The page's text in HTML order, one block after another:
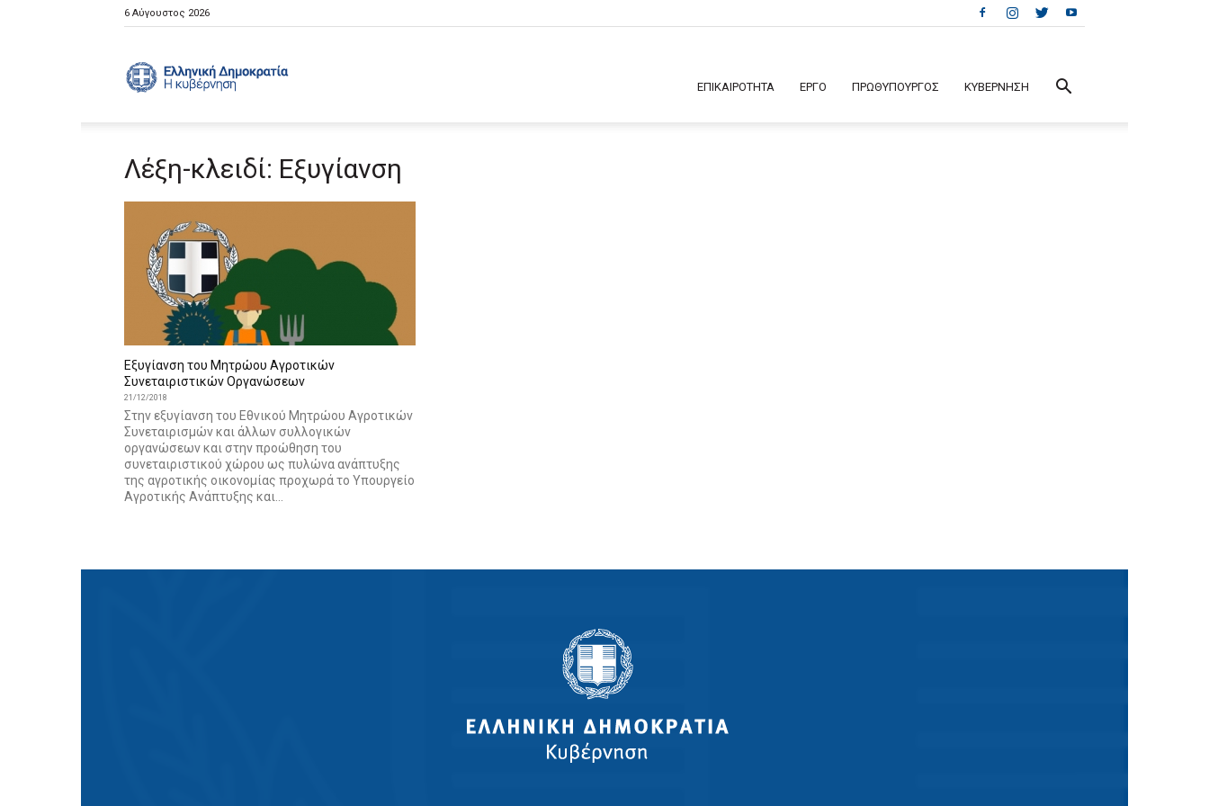
6 Αύγουστος 2026
Κυβέρνηση
ΕΠΙΚΑΙΡΟΤΗΤΑ ΕΡΓΟ ΠΡΩΘΥΠΟΥΡΓΟΣ ΚΥΒΕΡΝΗΣΗ
Λέξη-κλειδί: Εξυγίανση
Εξυγίανση του Μητρώου Αγροτικών
Συνεταιριστικών Οργανώσεων
21/12/2018
Στην εξυγίανση του Εθνικού Μητρώου Αγροτικών
Συνεταιρισμών και άλλων συλλογικών
οργανώσεων και στην προώθηση του
συνεταιριστικού χώρου ως πυλώνα ανάπτυξης
της αγροτικής οικονομίας προχωρά το Υπουργείο
Αγροτικής Ανάπτυξης και...